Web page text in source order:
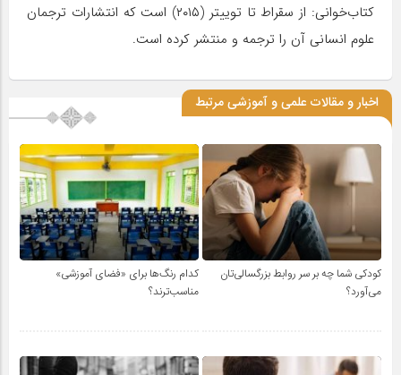
کتاب‌خوانی: از سقراط تا توییتر (۲۰۱۵) است که انتشارات ترجمان
علوم انسانی آن را ترجمه و منتشر کرده است.
اخبار و مقالات علمی و آموزشی مرتبط
کودکی شما چه بر سر روابط بزرگسالی‌تان
می‌آورد؟
کدام رنگ‌ها برای «فضای آموزشی»
مناسب‌ترند؟